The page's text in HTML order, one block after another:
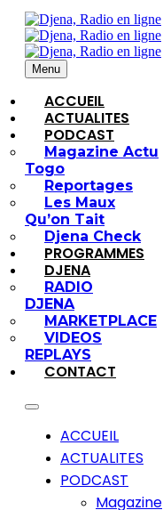
Menu
ACCUEIL
ACTUALITES
PODCAST
Magazine Actu
Togo
Reportages
Les Maux
Qu’on Tait
Djena Check
PROGRAMMES
DJENA
RADIO
DJENA
MARKETPLACE
VIDEOS
REPLAYS
CONTACT
ACCUEIL
ACTUALITES
PODCAST
Magazine